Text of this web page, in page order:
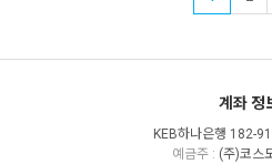
계좌 정
KEB하나은행 182-
예금주 : (주)코스